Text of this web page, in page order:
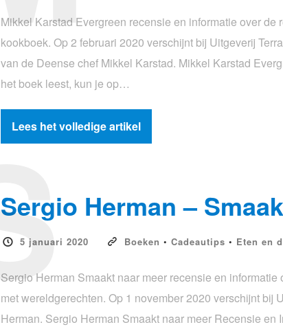
Mikkel Karstad Evergreen recensie en informatie over
kookboek. Op 2 februari 2020 verschijnt bij Uitgeverij
van de Deense chef Mikkel Karstad. Mikkel Karstad
het boek leest, kun je op…
Lees het volledige artikel
Sergio Herman –
5 januari 2020 Boeken • Cadeautips • Eten en
S
Sergio Herman Smaakt naar meer recensie en
met wereldgerechten. Op 1 november 2020 verschijnt
Herman. Sergio Herman Smaakt naar meer Recensie